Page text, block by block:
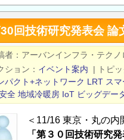
回技術研究発表会 論
者 アーバンインフラ・テク
ション
イベント案内 | トピ
パクト+ネットワーク LRT ス
全 地域冷暖房 IoT ビッグデー
＜11/16 東京・丸の内
「第３０回技術研